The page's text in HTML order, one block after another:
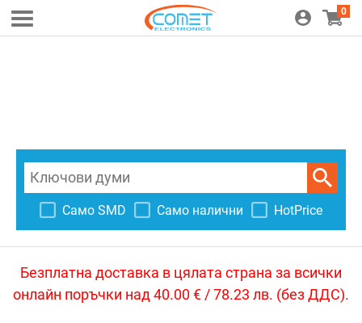
0
Само SMD Само налични HotPrice
Безплатна доставка в цялата страна за всички
онлайн поръчки над 40.00 € / 78.23 лв. (без ДДС).